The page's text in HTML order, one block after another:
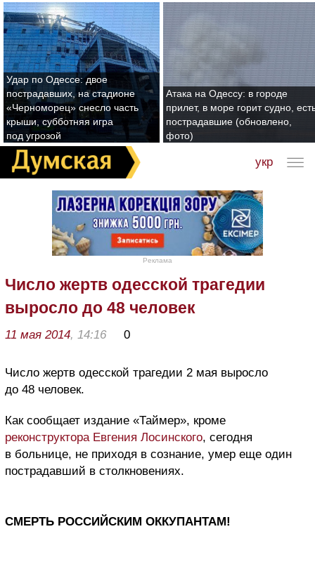
Удар по Одессе: двое
пострадавших, на стадионе
«Черноморец» снесло часть
крыши, субботняя игра
под угрозой
Атака на Одессу: в городе
прилет, в море горит судно,
пострадавшие (обновлено,
фото)
укр
Реклама
Число жертв одесской трагедии
выросло до 48 человек
11 мая 2014, 14:16 0
Число жертв одесской трагедии 2 мая выросло
до 48 человек.
Как сообщает издание «Таймер», кроме
реконструктора Евгения Лосинского, сегодня
в больнице, не приходя в сознание, умер еще один
пострадавший в столкновениях.
СМЕРТЬ РОССИЙСКИМ ОККУПАНТАМ!